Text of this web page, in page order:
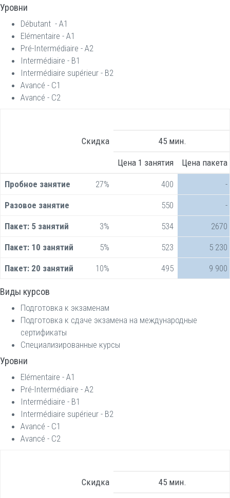
Уровни
Débutant - А1
Elémentaire - А1
Pré-Intermédiaire - А2
Intermédiaire - B1
Intermédiaire supérieur - B2
Avancé - C1
Avancé - C2
Скидка 45 мин.
Цена 1 занятия Цена пакета
Пробное занятие 27% 400 -
Разовое занятие 550 -
Пакет: 5 занятий 3% 534 2670
Пакет: 10 занятий 5% 523 5 230
Пакет: 20 занятий 10% 495 9 900
Виды курсов
Подготовка к экзаменам
Подготовка к сдаче экзамена на международные
сертификаты
Специализированные курсы
Уровни
Elémentaire - А1
Pré-Intermédiaire - А2
Intermédiaire - B1
Intermédiaire supérieur - B2
Avancé - C1
Avancé - C2
Скидка 45 мин.